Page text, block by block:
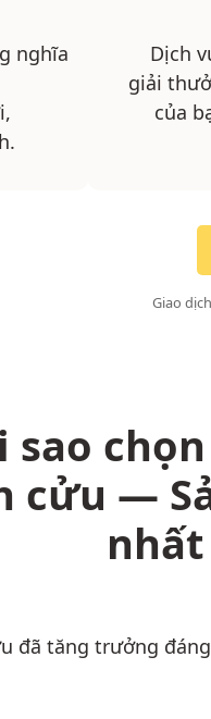
nghĩa
Dịch
giải
của
Giao
sao
cửu —
đã tăng trưởng